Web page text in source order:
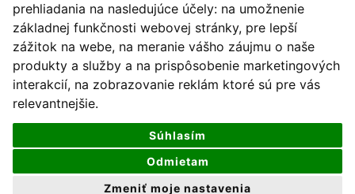
prehliadania na nasledujúce účely: na umožnenie
základnej funkčnosti webovej stránky, pre lepší
zážitok na webe, na meranie vášho záujmu o naše
produkty a služby a na prispôsobenie marketingových
interakcií, na zobrazovanie reklám ktoré sú pre vás
relevantnejšie.
Súhlasím
Odmietam
Zmeniť moje nastavenia
všetky práva vyhradené